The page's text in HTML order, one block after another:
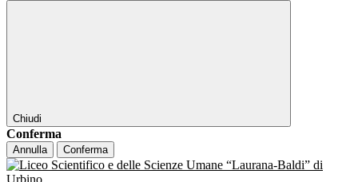
Chiudi
Conferma
Annulla Conferma